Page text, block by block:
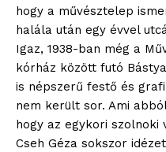
hogy a művésztelep
halála után egy évvel
Igaz, 1938-ban még a
kórház között futó
is népszerű festő és
nem került sor. Ami
hogy az egykori
Cseh Géza sokszor